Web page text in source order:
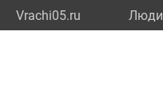
Vrachi05.ru Люди